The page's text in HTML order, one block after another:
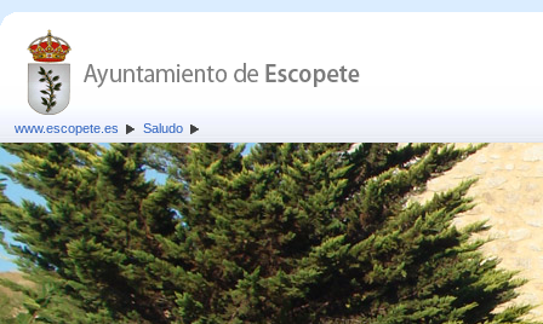
www.escopete.es Saludo